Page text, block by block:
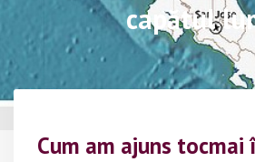
capătul
Cum am ajuns tocmai